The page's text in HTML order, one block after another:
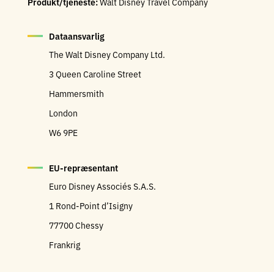
Dataansvarlig
The Walt Disney Company Ltd.
3 Queen Caroline Street
Hammersmith
London
W6 9PE
EU-repræsentant
Euro Disney Associés S.A.S.
1 Rond-Point d’Isigny
77700 Chessy
Frankrig